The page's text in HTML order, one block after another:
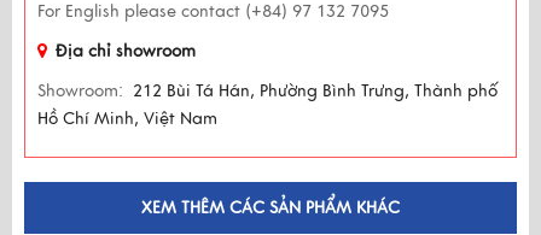
For English please contact (+84) 97 132 7095
Địa chỉ showroom
Showroom: 212 Bùi Tá Hán, Phường Bình Trưng, Thành phố
Hồ Chí Minh, Việt Nam
XEM THÊM CÁC SẢN PHẨM KHÁC